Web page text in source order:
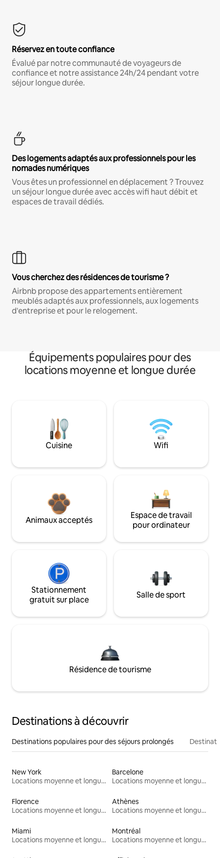
Réservez en toute confiance
Évalué par notre communauté de voyageurs de
confiance et notre assistance 24h/24 pendant votre
séjour longue durée.
Des logements adaptés aux professionnels pour les
nomades numériques
Vous êtes un professionnel en déplacement ? Trouvez
un séjour longue durée avec accès wifi haut débit et
espaces de travail dédiés.
Vous cherchez des résidences de tourisme ?
Airbnb propose des appartements entièrement
meublés adaptés aux professionnels, aux logements
d'entreprise et pour le relogement.
Équipements populaires pour des
locations moyenne et longue durée
Cuisine Wifi
Animaux acceptés
Espace de travail
pour ordinateur
Stationnement
gratuit sur place
Salle de sport
Résidence de tourisme
Destinations à découvrir
Destinations populaires pour des séjours prolongés
New York
Locations moyenne et longue durée
Barcelone
Locations moyenne et longue durée
Florence
Locations moyenne et longue durée
Athènes
Locations moyenne et longue durée
Miami
Locations moyenne et longue durée
Montréal
Locations moyenne et longue durée